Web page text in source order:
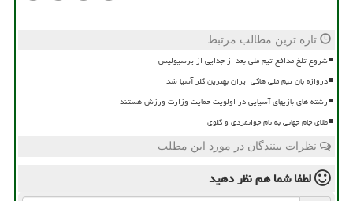
تازه ترین مطالب مرتبط
شروع تلخ مدافع تیم ملی بعد از جدایی از پرسپولیس
دروازه بان تیم ملی هاکی ایران بهترین گلر آسیا شد
رشته های بازیهای آسیایی در اولویت حمایت وزارت ورزش هستند
طلای جام جهانی به نام جوانمردی و گلوی
نظرات بینندگان در مورد این مطلب
لطفا شما همنظر دهید